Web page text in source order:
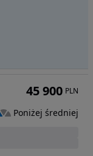
45 900 PLN
Poniżej średniej